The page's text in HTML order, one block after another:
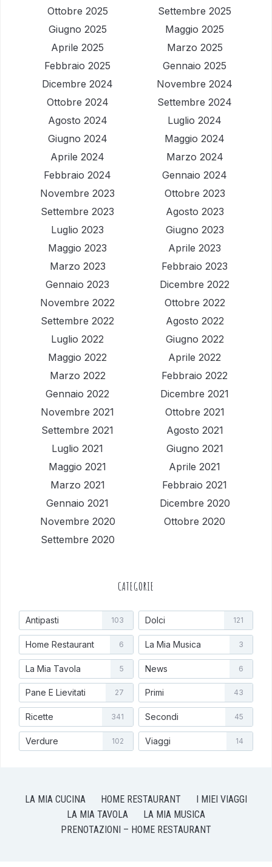
Ottobre 2025
Settembre 2025
Giugno 2025
Maggio 2025
Aprile 2025
Marzo 2025
Febbraio 2025
Gennaio 2025
Dicembre 2024
Novembre 2024
Ottobre 2024
Settembre 2024
Agosto 2024
Luglio 2024
Giugno 2024
Maggio 2024
Aprile 2024
Marzo 2024
Febbraio 2024
Gennaio 2024
Novembre 2023
Ottobre 2023
Settembre 2023
Agosto 2023
Luglio 2023
Giugno 2023
Maggio 2023
Aprile 2023
Marzo 2023
Febbraio 2023
Gennaio 2023
Dicembre 2022
Novembre 2022
Ottobre 2022
Settembre 2022
Agosto 2022
Luglio 2022
Giugno 2022
Maggio 2022
Aprile 2022
Marzo 2022
Febbraio 2022
Gennaio 2022
Dicembre 2021
Novembre 2021
Ottobre 2021
Settembre 2021
Agosto 2021
Luglio 2021
Giugno 2021
Maggio 2021
Aprile 2021
Marzo 2021
Febbraio 2021
Gennaio 2021
Dicembre 2020
Novembre 2020
Ottobre 2020
Settembre 2020
CATEGORIE
Antipasti 103 Dolci 121
Home Restaurant 6 La Mia Musica 3
La Mia Tavola 5 News 6
Pane E Lievitati 27 Primi 43
Ricette 341 Secondi 45
Verdure 102 Viaggi 14
LA MIA CUCINA HOME RESTAURANT
I MIEI VIAGGI
LA MIA TAVOLA
LA MIA MUSICA
PRENOTAZIONI – HOME RESTAURANT